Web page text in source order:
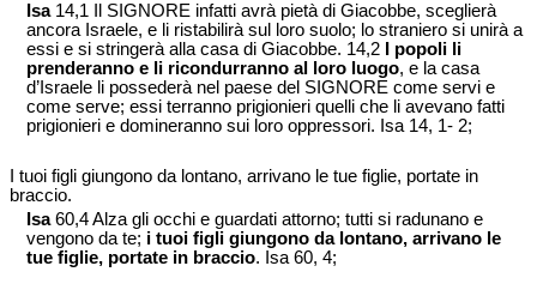
Isa14,1 Il SIGNORE infatti avrà pietà di Giacobbe, sceglierà
ancora Israele, e li ristabilirà sul loro suolo; lo straniero si unirà a
essi e si stringerà alla casa di Giacobbe. 14,2
I popoli li
prenderanno e li ricondurranno al loro luogo, e la casa
d’Israele li possederà nel paese del SIGNORE come servi e
come serve; essi terranno prigionieri quelli che li avevano fatti
prigionieri e domineranno sui loro oppressori. Isa 14, 1- 2;
I tuoi figli giungono da lontano, arrivano le tue figlie, portate in
braccio.
Isa60,4 Alza gli occhi e guardati attorno; tutti si radunano e
vengono da te; i tuoi figli giungono da lontano, arrivano le
tue figlie, portate in braccio. Isa 60, 4;